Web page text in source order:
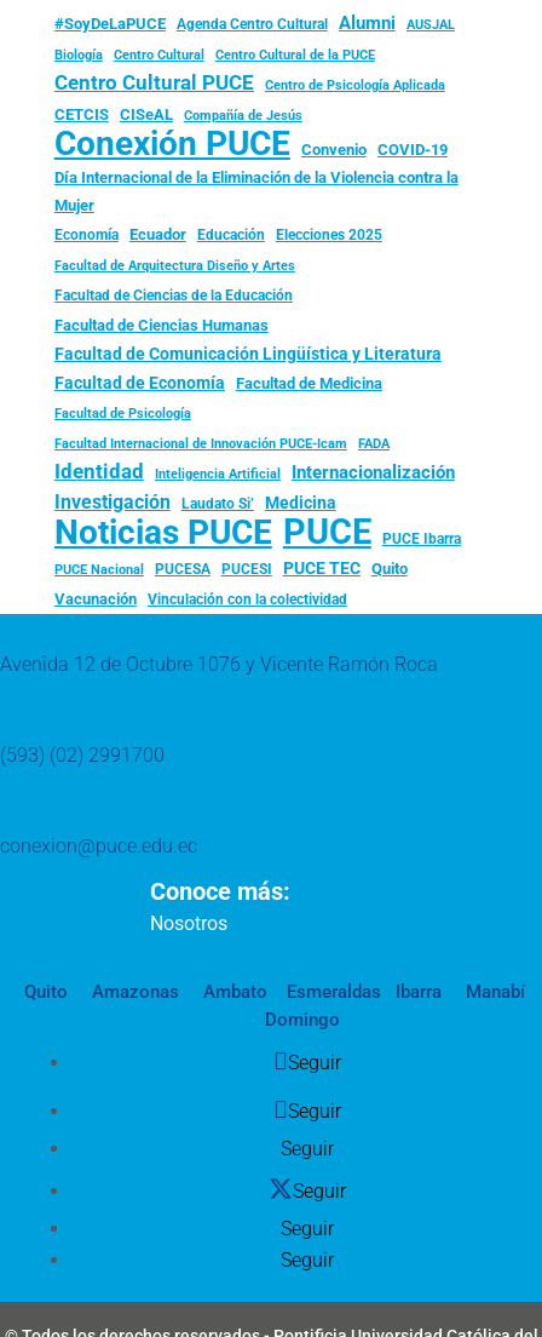
#SoyDeLaPUCE Agenda Centro Cultural Alumni
AUSJAL
Biología
Centro Cultural Centro Cultural de la PUCE
Centro Cultural PUCE Centro de Psicología Aplicada
CETCIS CISeAL Compañía de Jesús
Conexión PUCE Convenio
COVID-19
Día Internacional de la Eliminación de la Violencia contra la
Mujer
Economía Ecuador Educación Elecciones 2025
Facultad de Arquitectura Diseño y Artes
Facultad de Ciencias de la Educación
Facultad de Ciencias Humanas
Facultad de Comunicación Lingüística y Literatura
Facultad de Economía Facultad de Medicina
Facultad de Psicología
Facultad Internacional de Innovación PUCE-Icam FADA
Identidad Inteligencia Artificial Internacionalización
Investigación Laudato Si’ Medicina
Noticias PUCE PUCE PUCE Ibarra
PUCE Nacional PUCESA PUCESI PUCE TEC
Quito
Vacunación
Vinculación con la colectividad
Avenida 12 de Octubre 1076 y Vicente Ramón Roca
(593) (02) 2991700
conexion@puce.edu.ec
Conoce más:
Nosotros
Quito Amazonas Ambato Esmeraldas Ibarra
Manabí
Domingo
Seguir
Seguir
Seguir
Seguir
Seguir
Seguir